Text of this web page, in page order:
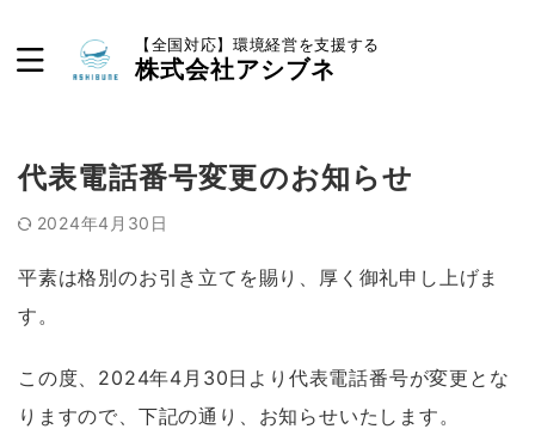
【全国対応】環境経営を支援する
株式会社アシブネ
代表電話番号変更のお知らせ
2024年4月30日
平素は格別のお引き立てを賜り、厚く御礼申し上げま
す。
この度、2024年4月30日より代表電話番号が変更とな
りますので、下記の通り、お知らせいたします。